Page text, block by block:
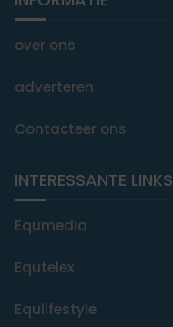
over ons
adverteren
Contacteer ons
INTERESSANTE LINKS
Equmedia
Equtelex
Equlifestyle